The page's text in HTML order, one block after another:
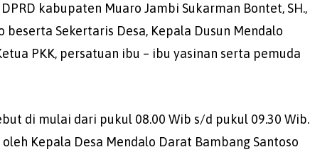
kabupaten Muaro Jambi Sukarman Bontet, SH.,
Sekertaris Desa, Kepala Dusun Mendalo
PKK, persatuan ibu – ibu yasinan serta pemuda
di mulai dari pukul 08.00 Wib s/d pukul 09.30 Wib.
Kepala Desa Mendalo Darat Bambang Santoso